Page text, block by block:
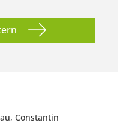
Constantin